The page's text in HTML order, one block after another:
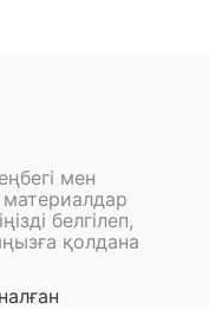
мен
материалдар
белгілеп,
қолдана